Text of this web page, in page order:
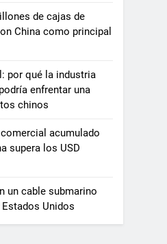
de cajas de
China como principal
por qué la industria
enfrentar una
chinos
acumulado
supera los USD
un cable submarino
Unidos